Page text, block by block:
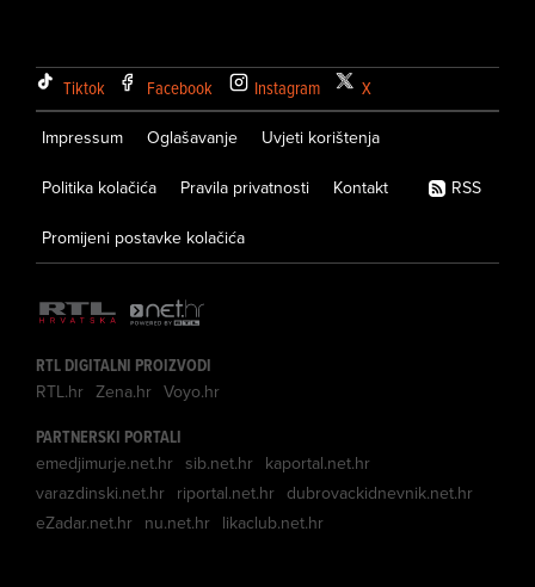
Tiktok Facebook Instagram X
Impressum Oglašavanje Uvjeti korištenja
Politika kolačića Pravila privatnosti Kontakt
Promijeni postavke kolačića
RSS
RTL DIGITALNI PROIZVODI
RTL.hr Zena.hr Voyo.hr
PARTNERSKI PORTALI
emedjimurje.net.hr sib.net.hr kaportal.net.hr
varazdinski.net.hr riportal.net.hr dubrovackidnevnik.net.hr
eZadar.net.hr nu.net.hr likaclub.net.hr